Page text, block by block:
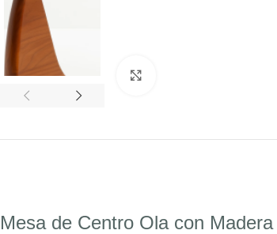
Mesa de Centro Ola con